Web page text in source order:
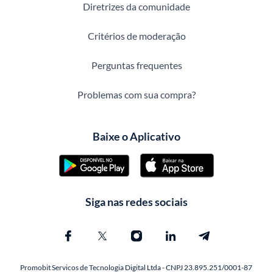
Diretrizes da comunidade
Critérios de moderação
Perguntas frequentes
Problemas com sua compra?
Baixe o Aplicativo
Siga nas redes sociais
Promobit Servicos de Tecnologia Digital Ltda - CNPJ 23.895.251/0001-87